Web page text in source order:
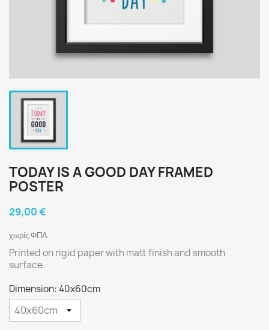
TODAY IS A GOOD DAY FRAMED
POSTER
29,00 €
χωρίς ΦΠΑ
Printed on rigid paper with matt finish and smooth
surface.
Dimension: 40x60cm